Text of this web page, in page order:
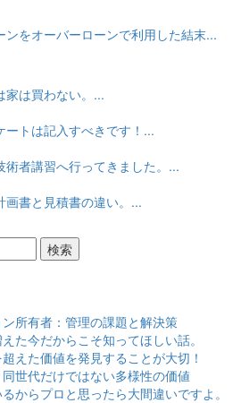
ンをオーバーローンで利用した結末...
家は買わない。...
ートは記入すべきです！...
術者講習へ行ってきました。...
画書と見積書の違い。...
所有者：管理の課題と解決策
た今だからこそ知ってほしい話。
えた価値を発見することが大切！
世代だけではない多様性の価値
からプロと思ったら大間違いですよ。